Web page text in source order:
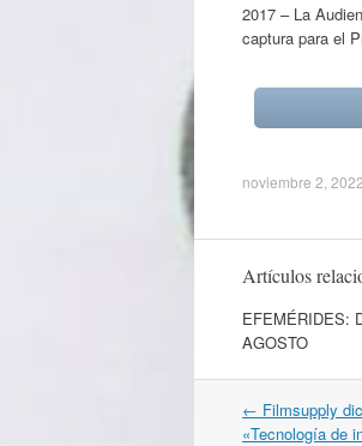
2017 – La
captura para el
noviembre 2, 2022
Artículos
EFEMÉRIDES:
AGOSTO
Navegación
por
← Filmsupply
«Tecnología de